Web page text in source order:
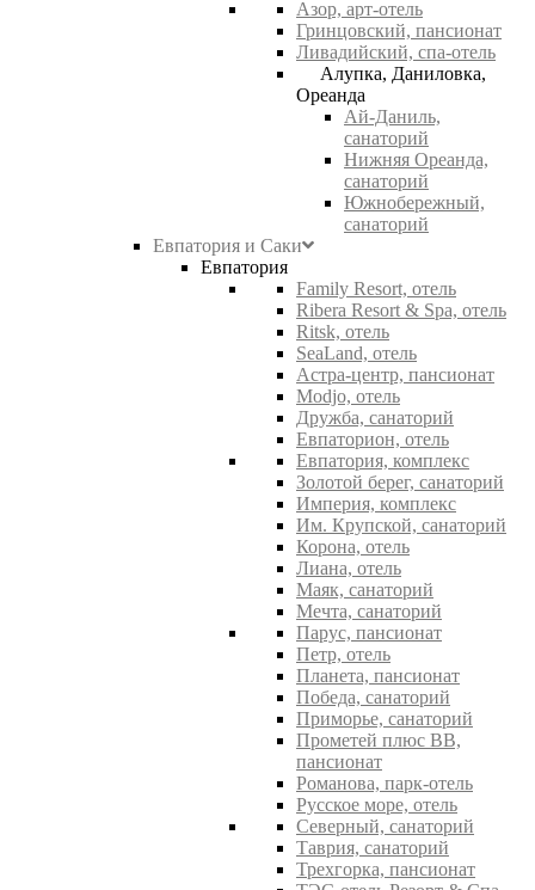
Азор, арт-отель
Гринцовский, пансионат
Ливадийский, спа-отель
Алупка, Даниловка,
Ореанда
Ай-Даниль,
санаторий
Нижняя Ореанда,
санаторий
Южнобережный,
санаторий
Евпатория и Саки
Евпатория
Family Resort, отель
Ribera Resort & Spa, отель
Ritsk, отель
SeaLand, отель
Астра-центр, пансионат
Modjo, отель
Дружба, санаторий
Евпаторион, отель
Евпатория, комплекс
Золотой берег, санаторий
Империя, комплекс
Им. Крупской, санаторий
Корона, отель
Лиана, отель
Маяк, санаторий
Мечта, санаторий
Парус, пансионат
Петр, отель
Планета, пансионат
Победа, санаторий
Приморье, санаторий
Прометей плюс ВВ,
пансионат
Романова, парк-отель
Русское море, отель
Северный, санаторий
Таврия, санаторий
Трехгорка, пансионат